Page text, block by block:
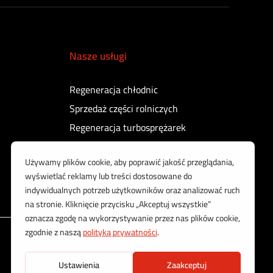
Nasze usługi
Regeneracja chłodnic
Sprzedaż części rolniczych
Regeneracja turbosprężarek
Regeneracja sprężarek powietrza
Kontrola i regeneracja wtryskiwaczy
Korzystamy z bezpiecznych płatności